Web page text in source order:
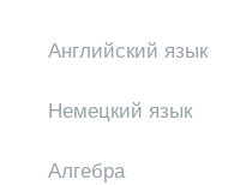
Английский язык
Немецкий язык
Алгебра